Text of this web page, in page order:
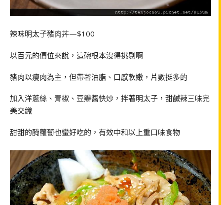
辣味明太子豬肉丼—$100
以百元的價位來說，這碗根本沒得挑剔啊
豬肉以瘦肉為主，但帶著油脂、口感軟嫩，片數挺多的
加入洋蔥絲、青椒、豆瓣醬快炒，拌著明太子，甜鹹辣三味完
美交織
甜甜的醃蘿蔔也蠻好吃的，有效中和以上重口味食物